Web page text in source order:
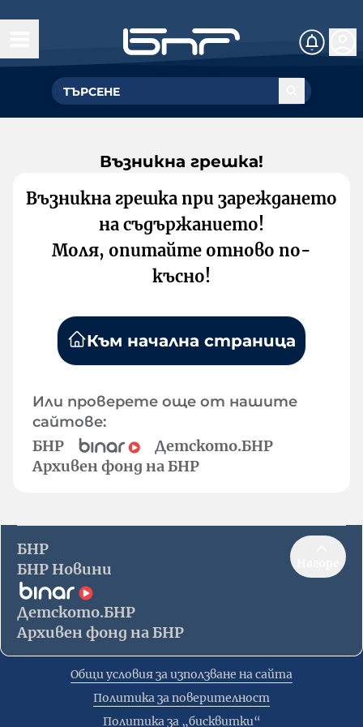
Възникна грешка!
Възникна грешка при зареждането
на съдържанието!
Моля, опитайте отново по-
късно!
Към начална страница
Или проверете още от нашите
сайтове:
БНР
Детското.БНР
Архивен фонд на БНР
БНР
БНР Новини
Детското.БНР
Архивен фонд на БНР
Общи условия за използване на сайта
Политика за поверителност
Политика за „бисквитки“